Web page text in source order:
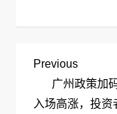
文
章
Previous
Post
Previous
广州政策加
入场高涨，投资